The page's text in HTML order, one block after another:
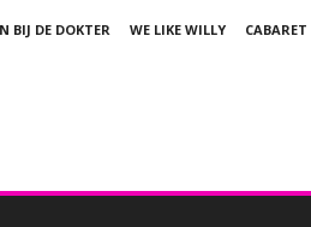
BIJ DE DOKTER WE LIKE WILLY
CABARET